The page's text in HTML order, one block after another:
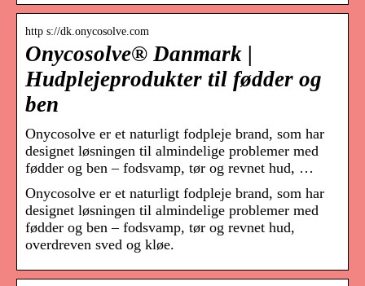
http s://dk.onycosolve.com
Onycosolve® Danmark |
Hudplejeprodukter til fødder og
ben
Onycosolve er et naturligt fodpleje brand, som har
designet løsningen til almindelige problemer med
fødder og ben – fodsvamp, tør og revnet hud, …
Onycosolve er et naturligt fodpleje brand, som har
designet løsningen til almindelige problemer med
fødder og ben – fodsvamp, tør og revnet hud,
overdreven sved og kløe.